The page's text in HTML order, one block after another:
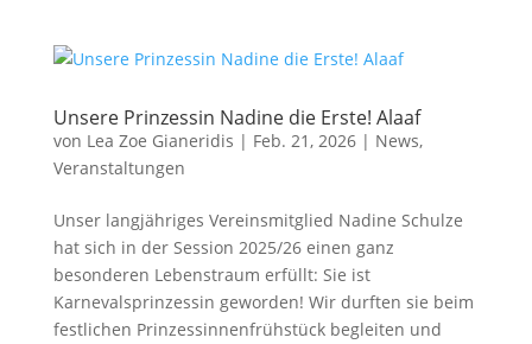
Unsere Prinzessin Nadine die Erste! Alaaf
von Lea Zoe Gianeridis | Feb. 21, 2026| News,
Veranstaltungen
Unser langjähriges Vereinsmitglied Nadine Schulze
hat sich in der Session 2025/26 einen ganz
besonderen Lebenstraum erfüllt: Sie ist
Karnevalsprinzessin geworden! Wir durften sie beim
festlichen Prinzessinnenfrühstück begleiten und